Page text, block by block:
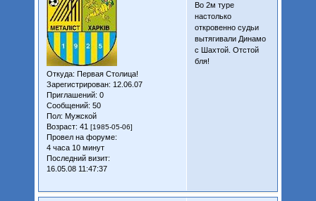
Откуда: Первая Столица!
Зарегистрирован: 12.06.07
Приглашений: 0
Сообщений: 50
Пол: Мужской
Возраст: 41 [1985-05-06]
Провел на форуме:
4 часа 10 минут
Последний визит:
16.05.08 11:47:37
Во 2м туре
настолько
откровенно судьи
вытягивали Динамо
с Шахтой. Отстой
бля!